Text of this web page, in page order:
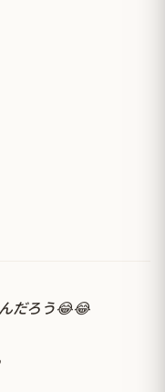
だろう😂😂